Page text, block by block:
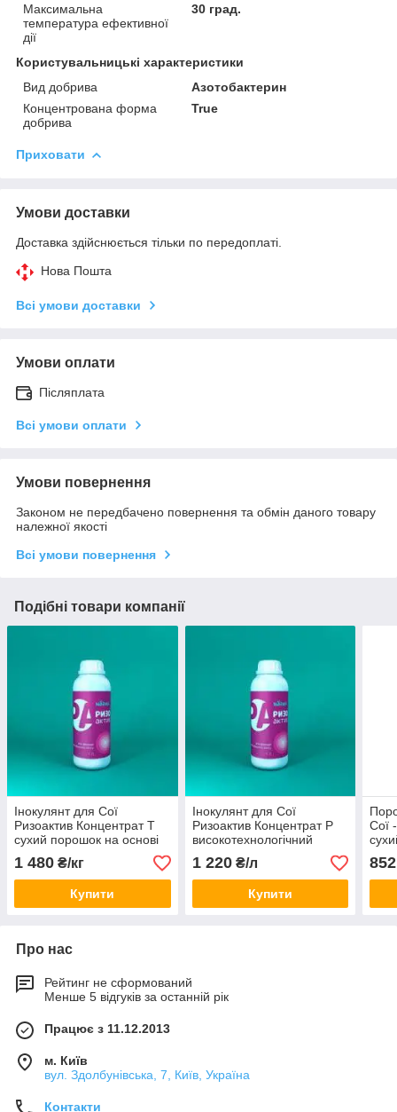
Максимальна
температура ефективної
дії
30 град.
Користувальницькі характеристики
Вид добрива
Азотобактерин
Концентрована форма
добрива
True
Приховати
Умови доставки
Доставка здійснюється тільки по передоплаті.
Нова Пошта
Всі умови доставки
Умови оплати
Післяплата
Всі умови оплати
Умови повернення
Законом не передбачено повернення та обмін даного товару
належної якості
Всі умови повернення
Подібні товари компанії
Інокулянт для Сої
Ризоактив Концентрат Т
сухий порошок на основі
торфу
1 480 ₴/кг
Купити
Інокулянт для Сої
Ризоактив Концентрат Р
високотехнологічний
продукт, рідкий тара 5 л
1 220₴/л
Купити
Сої
852
Про нас
Рейтинг не сформований
Менше 5 відгуків за останній рік
Працює з 11.12.2013
м. Київ
вул. Здолбунівська, 7, Київ, Україна
Контакти